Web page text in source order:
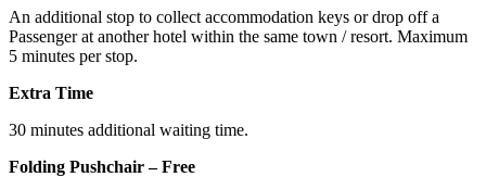
An additional stop to collect accommodation keys or drop off a
Passenger at another hotel within the same town / resort. Maximum
5 minutes per stop.
Extra Time
30 minutes additional waiting time.
Folding Pushchair – Free